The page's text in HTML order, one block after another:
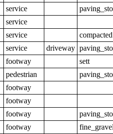
service
service
service
compacted
service driveway
footway
sett
pedestrian
footway
footway
footway
footway